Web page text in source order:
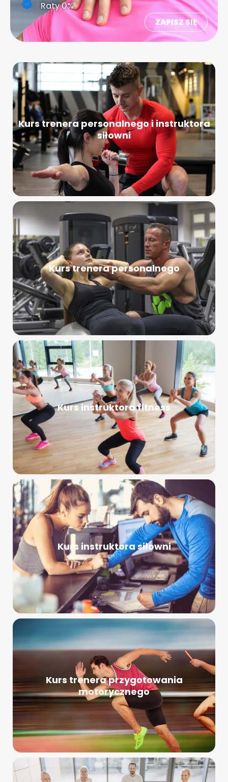
Raty 0%
ZAPISZ SIĘ
Kurs trenera personalnego i instruktora
siłowni
Kurs trenera personalnego
Kurs instruktora fitness
Kurs instruktora siłowni
Kurs trenera przygotowania
motorycznego